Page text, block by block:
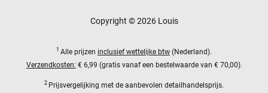
Copyright © 2026 Louis
1 Alle prijzen inclusief wettelijke btw (Nederland).
Verzendkosten: € 6,99 (gratis vanaf een bestelwaarde van € 70,00).
2 Prijsvergelijking met de aanbevolen detailhandelsprijs.